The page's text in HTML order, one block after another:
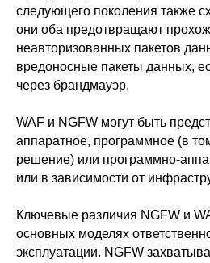
следующего поколения также
они оба предотвращают
неавторизованных пакетов
вредоносные пакеты данных,
через брандмауэр.
WAF и NGFW могут быть
аппаратное, программное (в
решение) или программно-
или в зависимости от
Ключевые различия NGFW и
основных моделях
эксплуатации. NGFW